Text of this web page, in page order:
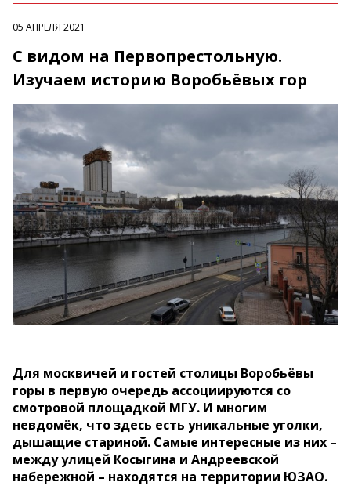
05 АПРЕЛЯ 2021
С видом на Первопрестольную.
Изучаем историю Воробьёвых гор
Для москвичей и гостей столицы Воробьёвы
горы в первую очередь ассоциируются со
смотровой площадкой МГУ. И многим
невдомёк, что здесь есть уникальные уголки,
дышащие стариной. Самые интересные из них –
между улицей Косыгина и Андреевской
набережной – находятся на территории ЮЗАО.